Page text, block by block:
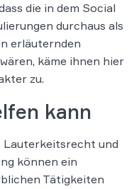
die in dem Social
durchaus als
erläuternden
käme ihnen hier
zu.
kann
Lauterkeitsrecht und
können ein
Tätigkeiten